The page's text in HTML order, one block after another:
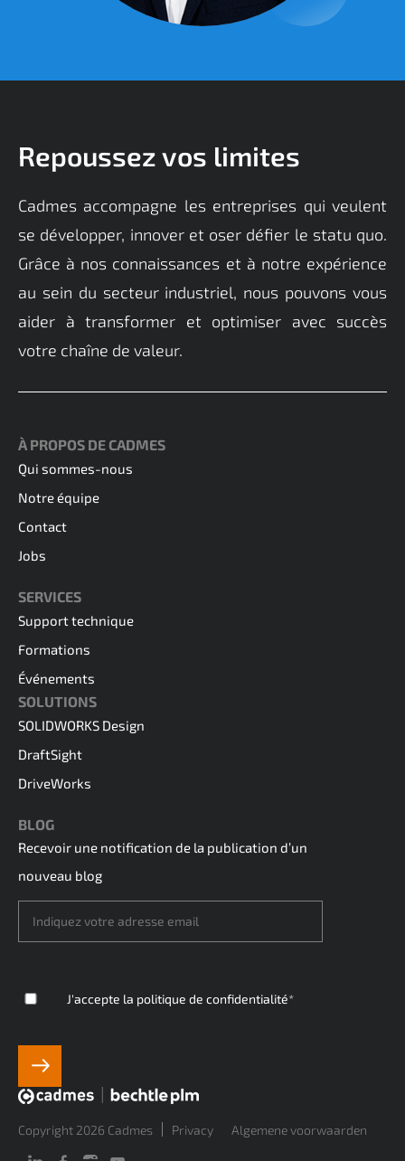
Repoussez vos limites
Cadmes accompagne les entreprises qui veulent
se développer, innover et oser défier le statu quo.
Grâce à nos connaissances et à notre expérience
au sein du secteur industriel, nous pouvons vous
aider à transformer et optimiser avec succès
votre chaîne de valeur.
À PROPOS DE CADMES
Qui sommes-nous
Notre équipe
Contact
Jobs
SERVICES
Support technique
Formations
Événements
SOLUTIONS
SOLIDWORKS Design
DraftSight
DriveWorks
BLOG
Recevoir une notification de la publication d’un
nouveau blog
J'accepte la politique de confidentialité*
Copyright 2026 Cadmes Privacy Algemene voorwaarden